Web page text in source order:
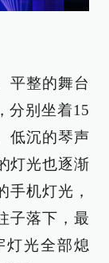
平整的舞台
分别坐着15
低沉的琴声
灯光也逐渐
手机灯光，
子落下，最
灯光全部熄